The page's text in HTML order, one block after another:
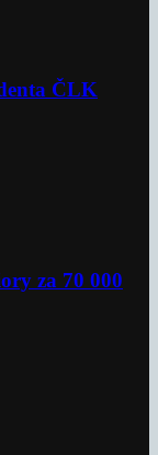
ČLK
za 70 000